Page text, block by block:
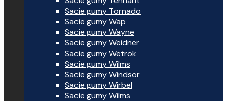
Sacie gumy Tornado
Sacie gumy Wap
Sacie gumy Wayne
Sacie gumy Weidner
Sacie gumy Wetrok
Sacie gumy Wilms
Sacie gumy Windsor
Sacie gumy Wirbel
Sacie gumy Wilms